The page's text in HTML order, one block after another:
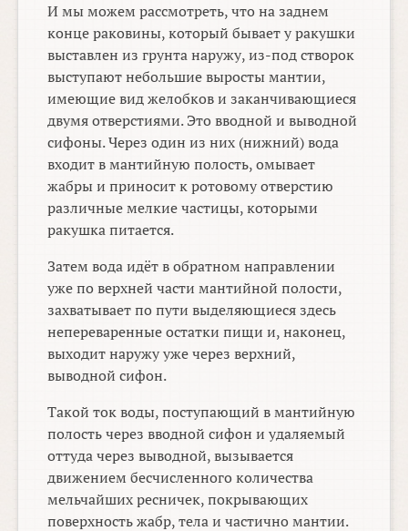
И мы можем рассмотреть, что на заднем
конце раковины, который бывает у ракушки
выставлен из грунта наружу, из-под створок
выступают небольшие выросты мантии,
имеющие вид желобков и заканчивающиеся
двумя отверстиями. Это вводной и выводной
сифоны. Через один из них (нижний) вода
входит в мантийную полость, омывает
жабры и приносит к ротовому отверстию
различные мелкие частицы, которыми
ракушка питается.
Затем вода идёт в обратном направлении
уже по верхней части мантийной полости,
захватывает по пути выделяющиеся здесь
непереваренные остатки пищи и, наконец,
выходит наружу уже через верхний,
выводной сифон.
Такой ток воды, поступающий в мантийную
полость через вводной сифон и удаляемый
оттуда через выводной, вызывается
движением бесчисленного количества
мельчайших ресничек, покрывающих
поверхность жабр, тела и частично мантии.